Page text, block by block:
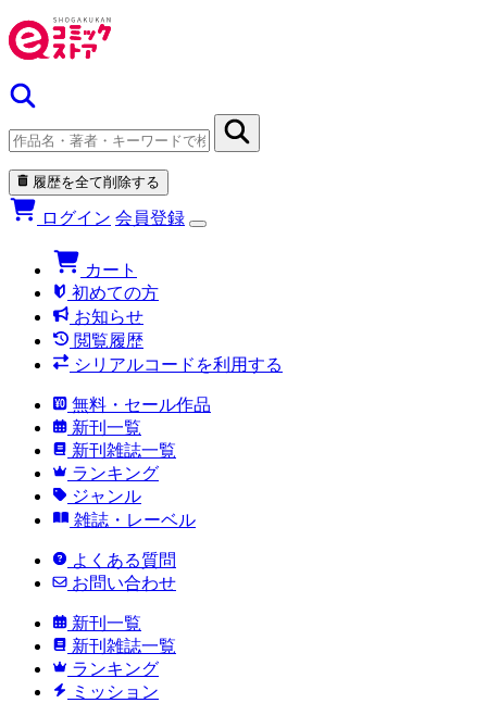
履歴を全て削除する
ログイン 会員登録
カート
初めての方
お知らせ
閲覧履歴
シリアルコードを利用する
無料・セール作品
新刊一覧
新刊雑誌一覧
ランキング
ジャンル
雑誌・レーベル
よくある質問
お問い合わせ
新刊一覧
新刊雑誌一覧
ランキング
ミッション